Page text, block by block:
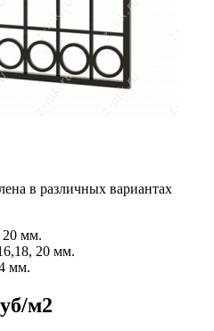
в различных вариантах
20 мм.
20 мм.
мм.
м2